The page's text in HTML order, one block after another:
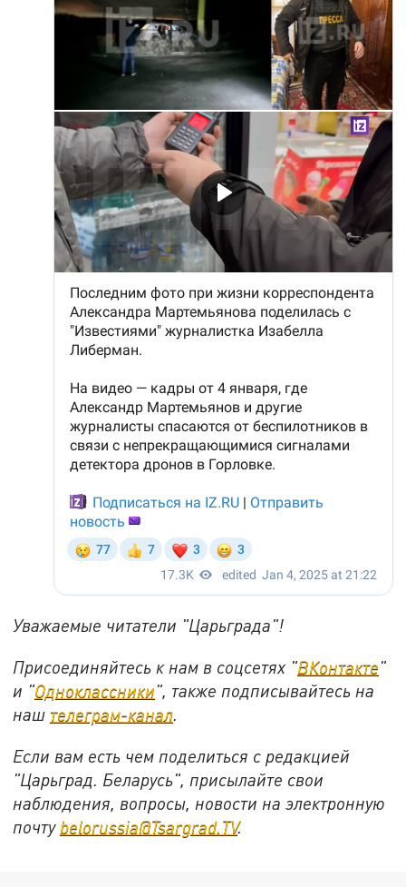
Уважаемые читатели "Царьграда"!
Присоединяйтесь к нам в соцсетях "ВКонтакте"
и "Одноклассники", также подписывайтесь на
наш телеграм-канал.
Если вам есть чем поделиться с редакцией
"Царьград. Беларусь", присылайте свои
наблюдения, вопросы, новости на электронную
почту belorussia@Tsargrad.TV.